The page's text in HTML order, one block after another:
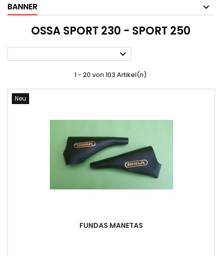
BANNER
OSSA SPORT 230 - SPORT 250

1 - 20 von 103 Artikel(n)
Neu
FUNDAS MANETAS